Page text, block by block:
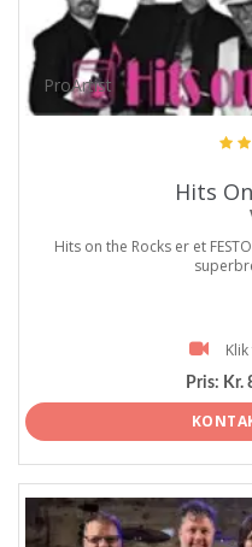
ProArtist
Hits
Hits on the Rocks er et
Pris: Kr.